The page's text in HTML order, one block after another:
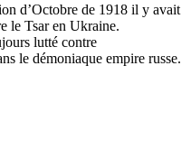
d’Octobre de 1918 il y avait
le Tsar en Ukraine.
lutté contre
le démoniaque empire russe.